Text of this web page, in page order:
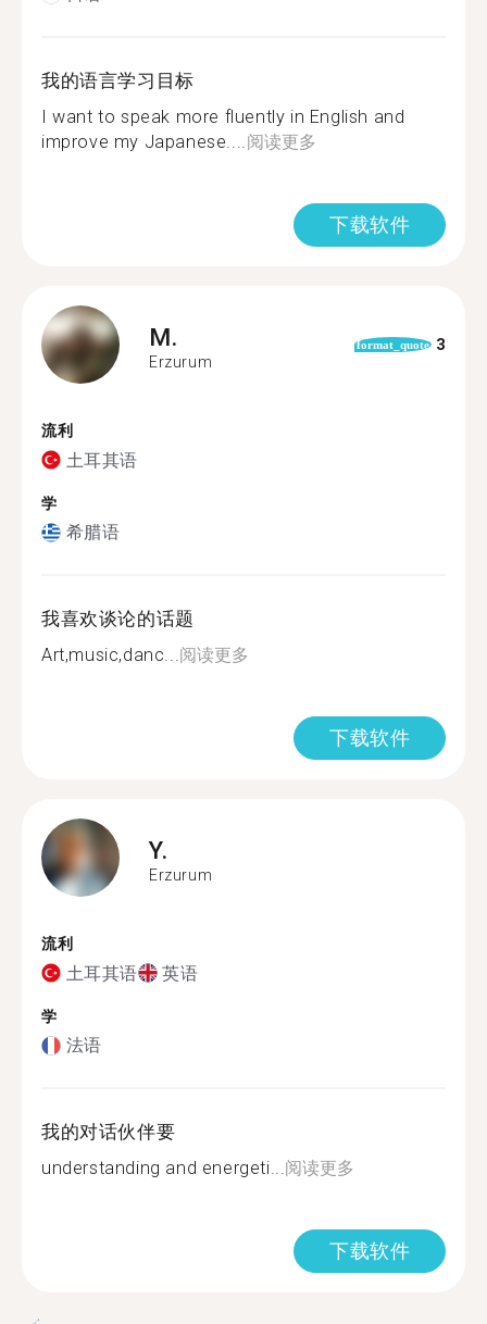
我的语言学习目标
I want to speak more fluently in English and
improve my Japanese....阅读更多
下载软件
M.
Erzurum
format_quote 3
流利
土耳其语
学
希腊语
我喜欢谈论的话题
Art,music,danc...阅读更多
下载软件
Y.
Erzurum
流利
土耳其语 英语
学
法语
我的对话伙伴要
understanding and energeti...阅读更多
下载软件